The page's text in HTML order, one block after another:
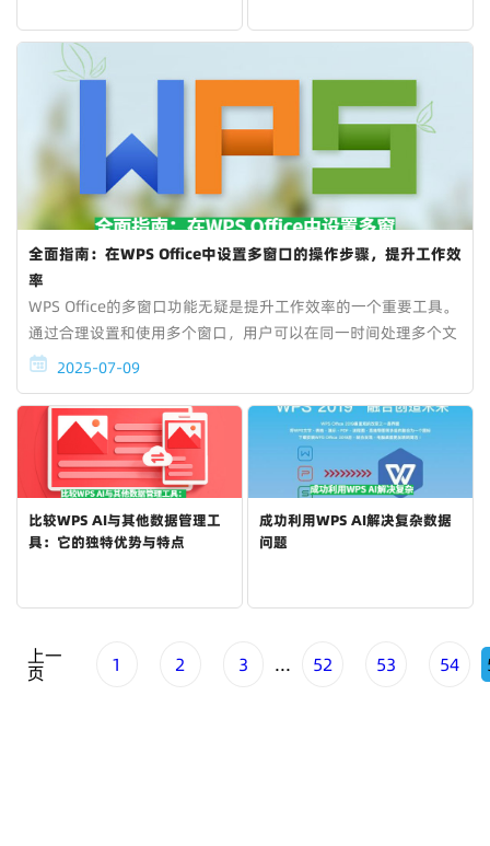
全面指南：在WPS Office中设置多窗口的操作步骤，提升工作效
率
WPS Office​的多窗口功能无疑是提升工作效率的一个重要工具。
通过合理设置和使用多个窗口，用户可以在同一时间处理多个文
件，减少反复切换窗口的时间。掌握快捷键、分屏显示、任务栏
2025-07-09
比较WPS AI与其他数据管理工
具：它的独特优势与特点
成功利用WPS AI解决复杂数据
问题
上一
页 1 2 3 ... 52 53 54